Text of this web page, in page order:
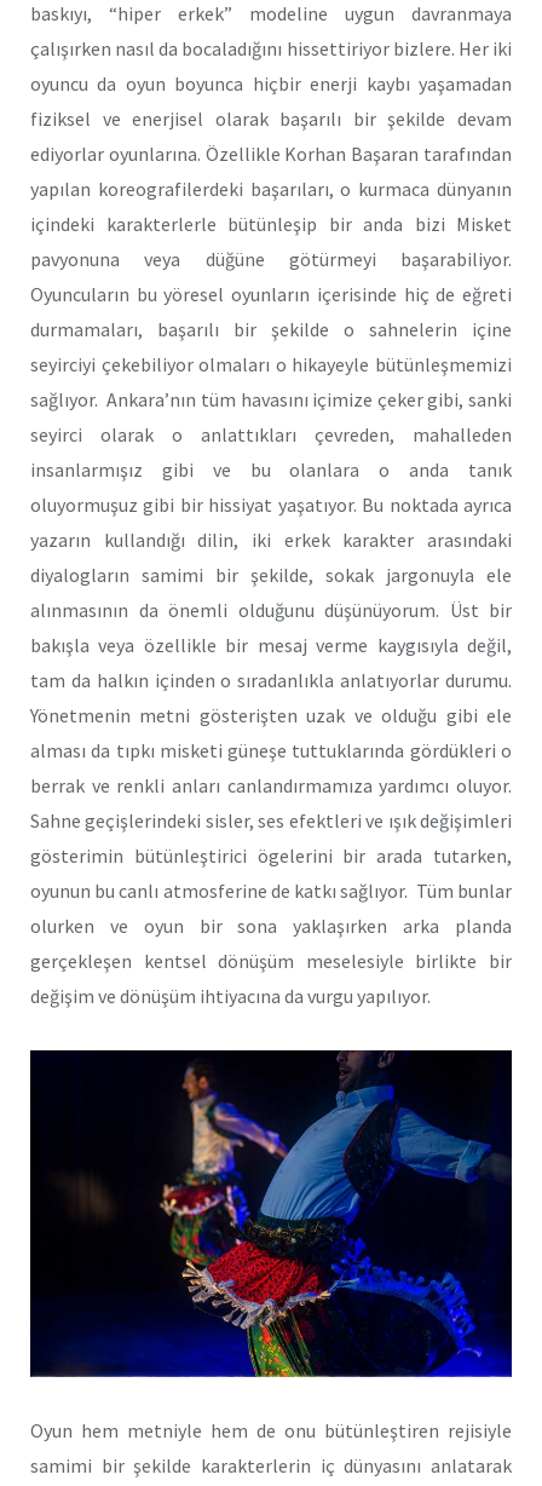
baskıyı, “hiper erkek” modeline uygun davranmaya
çalışırken nasıl da bocaladığını hissettiriyor bizlere. Her iki
oyuncu da oyun boyunca hiçbir enerji kaybı yaşamadan
fiziksel ve enerjisel olarak başarılı bir şekilde devam
ediyorlar oyunlarına. Özellikle Korhan Başaran tarafından
yapılan koreografilerdeki başarıları, o kurmaca dünyanın
içindeki karakterlerle bütünleşip bir anda bizi Misket
pavyonuna veya düğüne götürmeyi başarabiliyor.
Oyuncuların bu yöresel oyunların içerisinde hiç de eğreti
durmamaları, başarılı bir şekilde o sahnelerin içine
seyirciyi çekebiliyor olmaları o hikayeyle bütünleşmemizi
sağlıyor. Ankara’nın tüm havasını içimize çeker gibi, sanki
seyirci olarak o anlattıkları çevreden, mahalleden
insanlarmışız gibi ve bu olanlara o anda tanık
oluyormuşuz gibi bir hissiyat yaşatıyor. Bu noktada ayrıca
yazarın kullandığı dilin, iki erkek karakter arasındaki
diyalogların samimi bir şekilde, sokak jargonuyla ele
alınmasının da önemli olduğunu düşünüyorum. Üst bir
bakışla veya özellikle bir mesaj verme kaygısıyla değil,
tam da halkın içinden o sıradanlıkla anlatıyorlar durumu.
Yönetmenin metni gösterişten uzak ve olduğu gibi ele
alması da tıpkı misketi güneşe tuttuklarında gördükleri o
berrak ve renkli anları canlandırmamıza yardımcı oluyor.
Sahne geçişlerindeki sisler, ses efektleri ve ışık değişimleri
gösterimin bütünleştirici ögelerini bir arada tutarken,
oyunun bu canlı atmosferine de katkı sağlıyor. Tüm bunlar
olurken ve oyun bir sona yaklaşırken arka planda
gerçekleşen kentsel dönüşüm meselesiyle birlikte bir
değişim ve dönüşüm ihtiyacına da vurgu yapılıyor.
Oyun hem metniyle hem de onu bütünleştiren rejisiyle
samimi bir şekilde karakterlerin iç dünyasını anlatarak